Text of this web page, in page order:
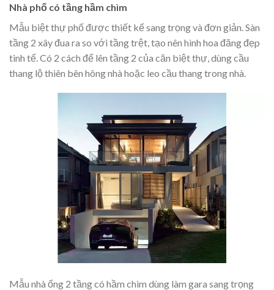
Nhà phố có tầng hầm chìm
Mẫu biệt thự phố được thiết kế sang trọng và đơn giản. Sàn
tầng 2 xây đua ra so với tầng trệt, tạo nên hình hoa đăng đẹp
tinh tế. Có 2 cách để lên tầng 2 của căn biệt thự, dùng cầu
thang lộ thiên bên hông nhà hoặc leo cầu thang trong nhà.
Mẫu nhà ống 2 tầng có hầm chìm dùng làm gara sang trọng